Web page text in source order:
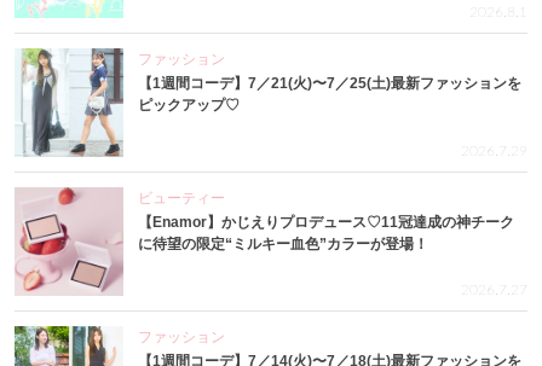
2026.8.1
ファッション
【1週間コーデ】7／21(火)〜7／25(土)最新ファッションを
ピックアップ♡
2026.7.29
ビューティー
【Enamor】かじえりプロデュース♡11冠達成の神チーク
に待望の限定“ミルキー血色”カラーが登場！
2026.7.27
ファッション
【1週間コーデ】7／14(火)〜7／18(土)最新ファッションを